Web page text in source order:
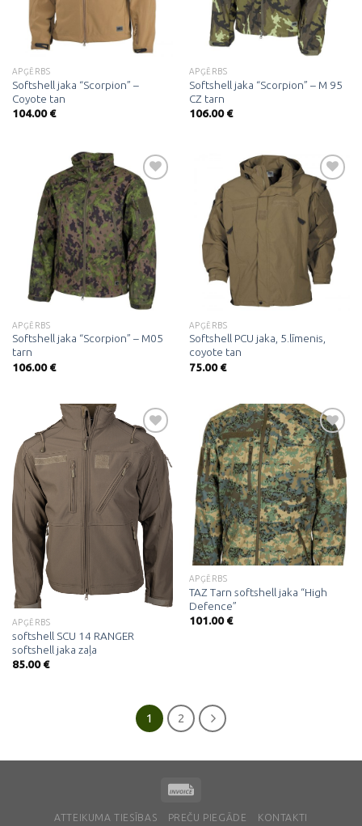
APĢĒRBS
Softshell jaka “Scorpion” –
Coyote tan
104.00€
APĢĒRBS
Softshell jaka “Scorpion” – M 95
CZ tarn
106.00€
Pievienot
vēlmju
sarakstam
APĢĒRBS
Softshell jaka “Scorpion” – M05
tarn
106.00€
Pievienot
vēlmju
sarakstam
APĢĒRBS
Softshell PCU jaka, 5.līmenis,
coyote tan
75.00€
Pievienot
vēlmju
sarakstam
APĢĒRBS
softshell SCU 14 RANGER
softshell jaka zaļa
85.00€
Pievienot
vēlmju
sarakstam
APĢĒRBS
TAZ Tarn softshell jaka “High
Defence”
101.00€
1 2
ATTEIKUMA TIESĪBAS PREČU PIEGĀDE KONTAKTI